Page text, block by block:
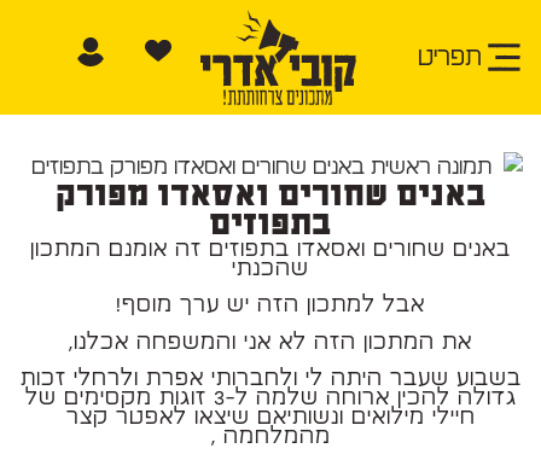
תפריט
באנים שחורים ואסאדו מפורק
בתפוזים
באנים שחורים ואסאדו בתפוזים זה אומנם המתכון
שהכנתי
אבל למתכון הזה יש ערך מוסף!
את המתכון הזה לא אני והמשפחה אכלנו,
בשבוע שעבר היתה לי ולחברותי אפרת ולרחלי זכות
גדולה להכין ארוחה שלמה ל-3 זוגות מקסימים של
חיילי מילואים ונשותיאם שיצאו לאפטר קצר
מהמלחמה ,